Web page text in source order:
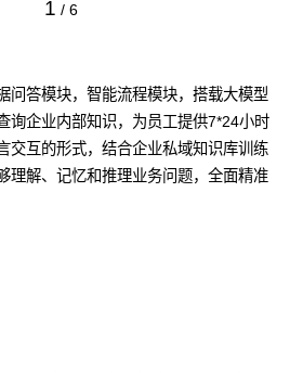
1 / 6
问答模块，智能流程模块，搭载大模型
询企业内部知识，为员工提供7*24小时
交互的形式，结合企业私域知识库训练
理解、记忆和推理业务问题，全面精准